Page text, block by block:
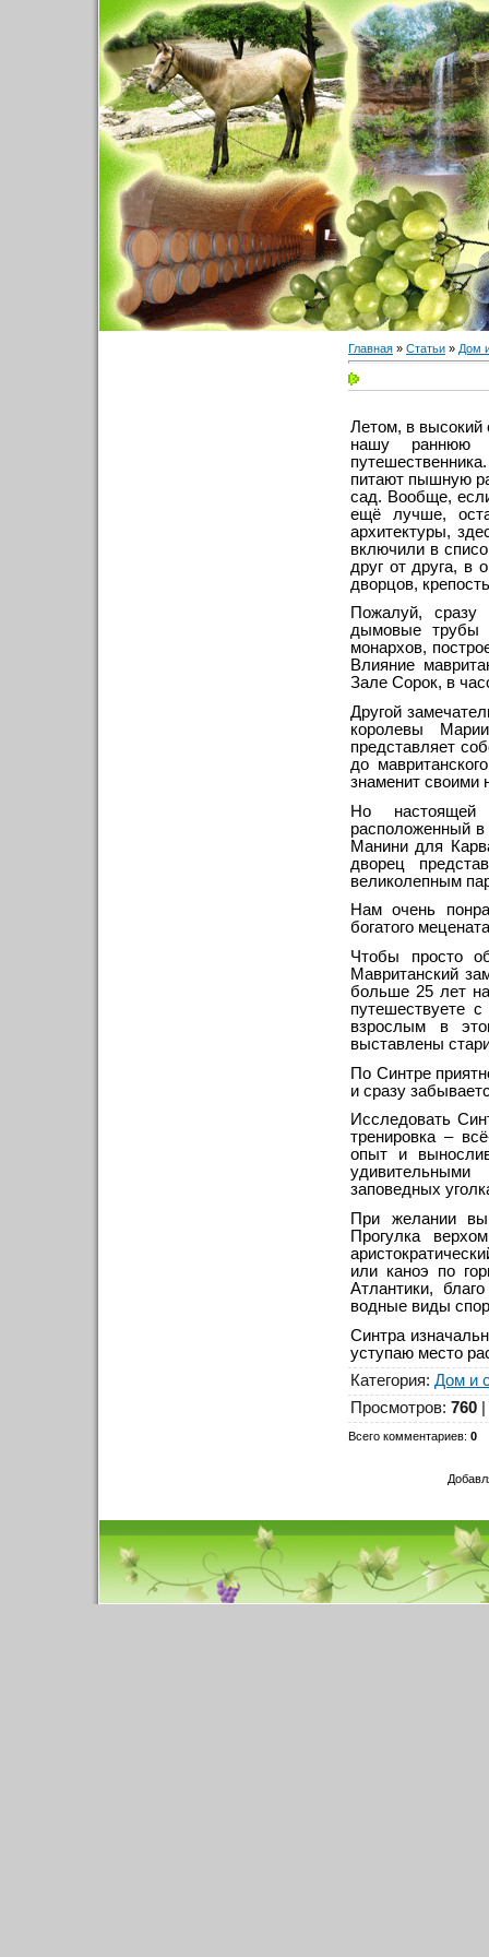
Главная » Статьи » Дом
Летом, в высокий
нашу
питают пышную
сад. Вообще,
ещё лучше,
архитектуры,
включили в
друг от друга, в
дворцов,
Пожалуй, сразу
дымовые трубы
монархов,
Влияние
Зале Сорок, в
Другой
королевы
представляет
до
знаменит своими
Но настоящей
расположенный в
Манини для
дворец
великолепным
Нам очень
богатого
Чтобы просто
Мавританский
больше 25 лет
путешествуете
взрослым в
выставлены
По Синтре
и сразу
Исследовать
тренировка –
опыт и
заповедных
При желании вы
Прогулка
или каноэ по
Атлантики,
водные виды
Синтра
уступаю место
Категория: Дом и
Просмотров: 760
Всего комментариев: 0